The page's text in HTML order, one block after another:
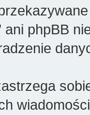
ani phpBB